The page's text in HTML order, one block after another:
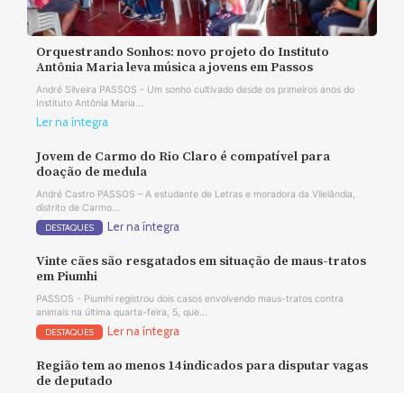
Orquestrando Sonhos: novo projeto do Instituto
Antônia Maria leva música a jovens em Passos
André Silveira PASSOS - Um sonho cultivado desde os primeiros anos do
Instituto Antônia Maria...
Ler na íntegra
Jovem de Carmo do Rio Claro é compatível para
doação de medula
André Castro PASSOS – A estudante de Letras e moradora da Vilelândia,
distrito de Carmo...
DESTAQUES Ler na íntegra
Vinte cães são resgatados em situação de maus-tratos
em Piumhi
PASSOS - Piumhi registrou dois casos envolvendo maus-tratos contra
animais na última quarta-feira, 5, que...
DESTAQUES Ler na íntegra
Região tem ao menos 14 indicados para disputar vagas
de deputado